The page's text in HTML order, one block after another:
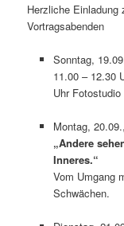
Herzliche
Vortragsabenden
Sonntag,
11.00 – 12.30
Uhr Fotostudio
Montag,
„Andere
Inneres.“
Vom Umgang
Schwächen.